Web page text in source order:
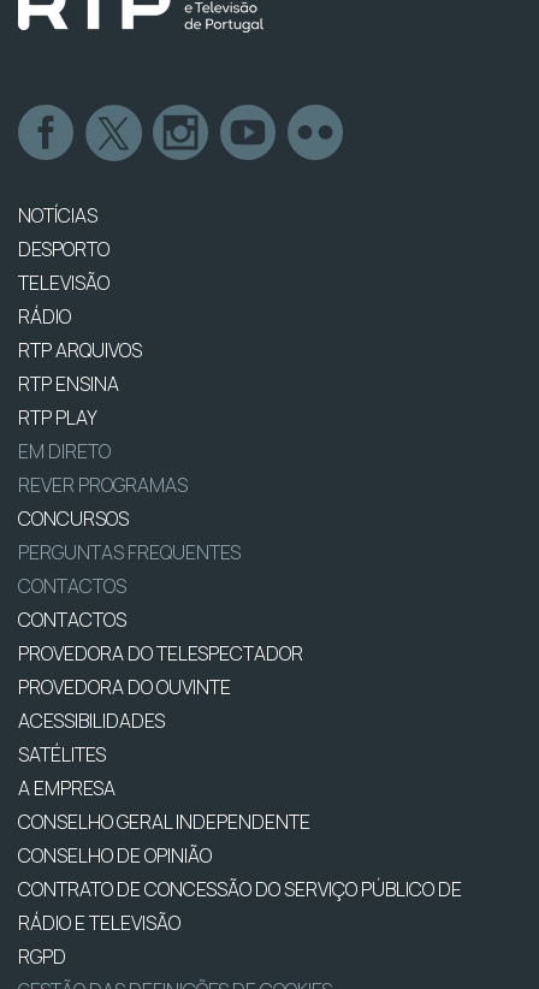
NOTÍCIAS
DESPORTO
TELEVISÃO
RÁDIO
RTP ARQUIVOS
RTP ENSINA
RTP PLAY
EM DIRETO
REVER PROGRAMAS
CONCURSOS
PERGUNTAS FREQUENTES
CONTACTOS
CONTACTOS
PROVEDORA DO TELESPECTADOR
PROVEDORA DO OUVINTE
ACESSIBILIDADES
SATÉLITES
A EMPRESA
CONSELHO GERAL INDEPENDENTE
CONSELHO DE OPINIÃO
CONTRATO DE CONCESSÃO DO SERVIÇO PÚBLICO DE
RÁDIO E TELEVISÃO
RGPD